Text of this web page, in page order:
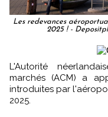
Les redevances
2025 ! -
L'Autorité néerlandaise des consommateurs et des
marchés (ACM) a
introduites par
2025.